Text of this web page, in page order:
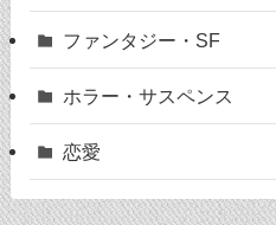
ファンタジー・SF
ホラー・サスペンス
恋愛